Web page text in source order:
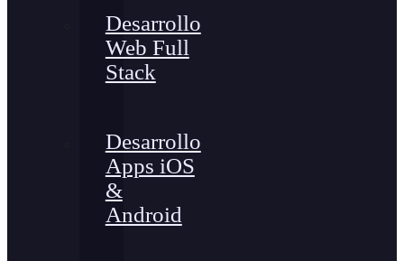
Desarrollo
Web Full
Stack
Desarrollo
Apps iOS
&
Android